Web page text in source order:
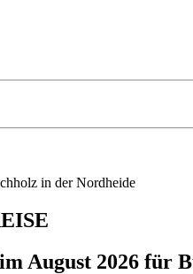
in der Nordheide
August 2026 für